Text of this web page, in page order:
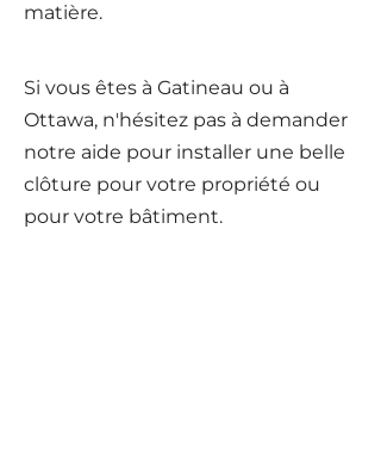
matière.
Si vous êtes à Gatineau ou à
Ottawa, n'hésitez pas à demander
notre aide pour installer une belle
clôture pour votre propriété ou
pour votre bâtiment.